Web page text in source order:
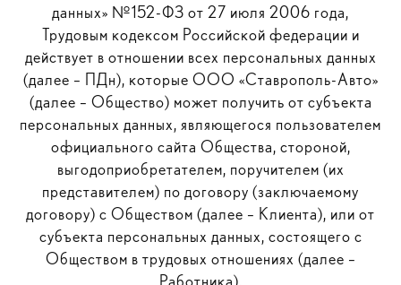
данных» №152-ФЗ от 27 июля 2006 года,
Трудовым кодексом Российской федерации и
действует в отношении всех персональных данных
(далее – ПДн), которые ООО «Ставрополь-Авто»
(далее – Общество) может получить от субъекта
персональных данных, являющегося пользователем
официального сайта Общества, стороной,
выгодоприобретателем, поручителем (их
представителем) по договору (заключаемому
договору) с Обществом (далее – Клиента), или от
субъекта персональных данных, состоящего с
Обществом в трудовых отношениях (далее –
Работника).